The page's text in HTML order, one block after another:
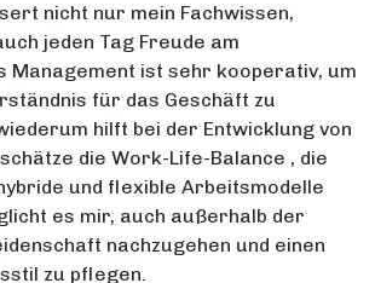
nicht nur mein Fachwissen,
jeden Tag Freude am
Management ist sehr kooperativ, um
für das Geschäft zu
hilft bei der Entwicklung von
die Work-Life-Balance , die
und flexible Arbeitsmodelle
es mir, auch außerhalb der
nachzugehen und einen
zu pflegen.